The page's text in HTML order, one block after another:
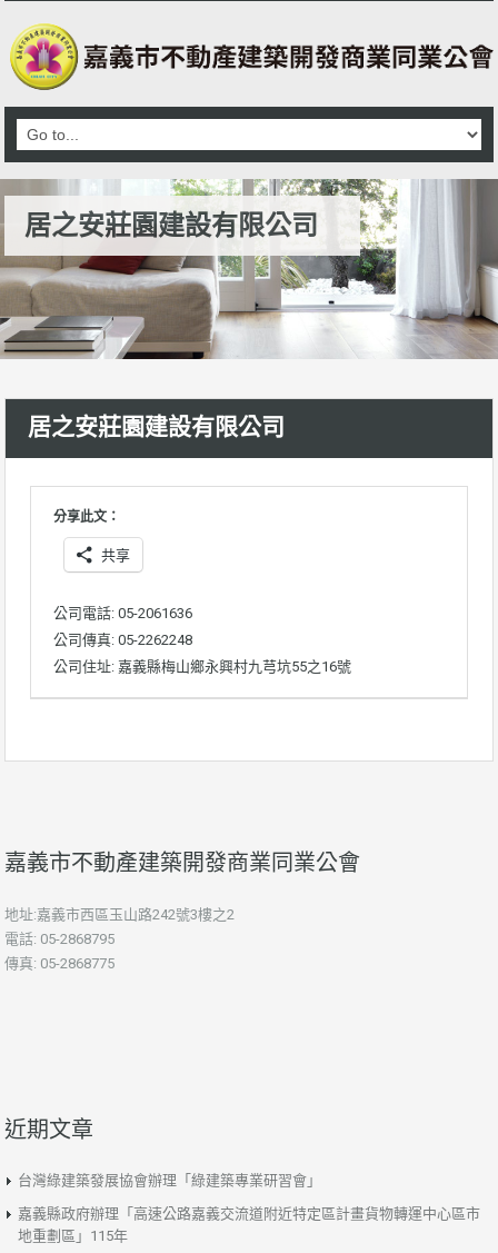
居之安莊園建設有限公司
居之安莊園建設有限公司
分享此文：
共享
公司電話: 05-2061636
公司傳真: 05-2262248
公司住址: 嘉義縣梅山鄉永興村九芎坑55之16號
嘉義市不動產建築開發商業同業公會
地址:嘉義市西區玉山路242號3樓之2
電話: 05-2868795
傳真: 05-2868775
近期文章
台灣綠建築發展協會辦理「綠建築專業研習會」
嘉義縣政府辦理「高速公路嘉義交流道附近特定區計畫貨物轉運中心區市
地重劃區」115年